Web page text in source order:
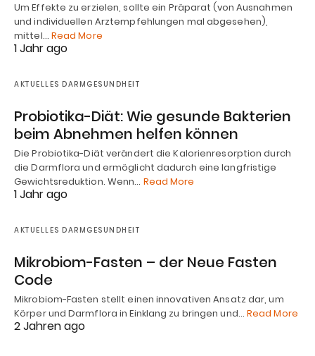
Um Effekte zu erzielen, sollte ein Präparat (von Ausnahmen
und individuellen Arztempfehlungen mal abgesehen),
mittel… Read More
1 Jahr ago
AKTUELLES DARMGESUNDHEIT
Probiotika-Diät: Wie gesunde Bakterien
beim Abnehmen helfen können
Die Probiotika-Diät verändert die Kalorienresorption durch
die Darmflora und ermöglicht dadurch eine langfristige
Gewichtsreduktion. Wenn… Read More
1 Jahr ago
AKTUELLES DARMGESUNDHEIT
Mikrobiom-Fasten – der Neue Fasten
Code
Mikrobiom-Fasten stellt einen innovativen Ansatz dar, um
Körper und Darmflora in Einklang zu bringen und… Read More
2 Jahren ago